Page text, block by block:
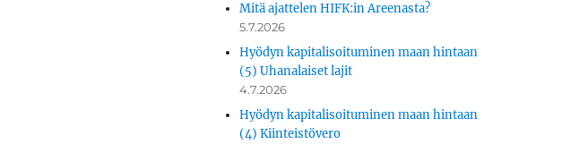
Mitä ajattelen HIFK:in Areenasta?
5.7.2026
Hyödyn kapitalisoituminen maan hintaan
(5) Uhanalaiset lajit
4.7.2026
Hyödyn kapitalisoituminen maan hintaan
(4) Kiinteistövero